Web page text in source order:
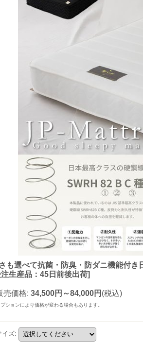
も選べて抗菌・防臭・防ダニ機能付き
生産品：45日前後出荷]
売価格: 34,500円～84,000円 (税込)
プションにより価格が変わる場合もあります。
イズ: